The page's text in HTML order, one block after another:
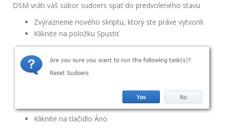
DSM vráti váš súbor sudoers späť do predvoleného stavu
Zvýraznenie nového skriptu, ktorý ste práve vytvorili
Kliknite na položku Spustiť
Kliknite na tlačidlo Áno